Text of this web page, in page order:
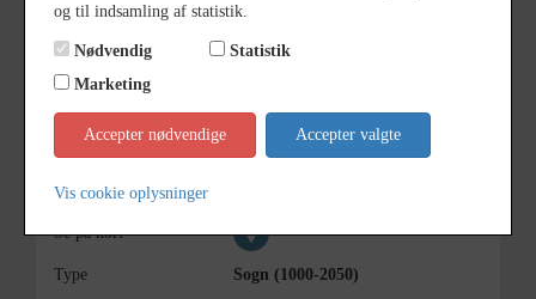
Type
Dateringsnote
Fotograf
Se på kort
Type Sogn (1000-2050)
og til indsamling af statistik.
Nødvendig
Statistik
Marketing
Accepter nødvendige Accepter valgte
Vis cookie oplysninger